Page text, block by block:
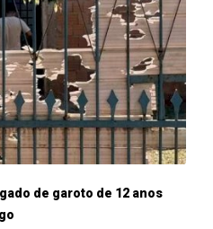
de garoto de 12 anos